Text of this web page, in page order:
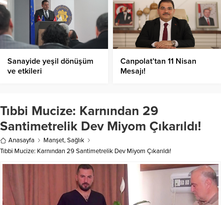
Sanayide yeşil dönüşüm
ve etkileri
Canpolat’tan 11 Nisan
Mesajı!
Tıbbi Mucize: Karnından 29
Santimetrelik Dev Miyom Çıkarıldı!
Anasayfa Manşet,Sağlık
Tıbbi Mucize: Karnından 29 Santimetrelik Dev Miyom Çıkarıldı!